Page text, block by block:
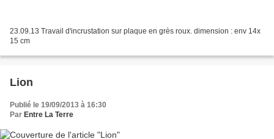
23.09.13 Travail d'incrustation sur plaque en grès roux. dimension : env 14x
15 cm
Lion
Publié le 19/09/2013 à 16:30
Par Entre La Terre